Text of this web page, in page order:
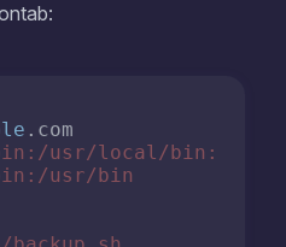
usr/local/bin :
:/usr/bin